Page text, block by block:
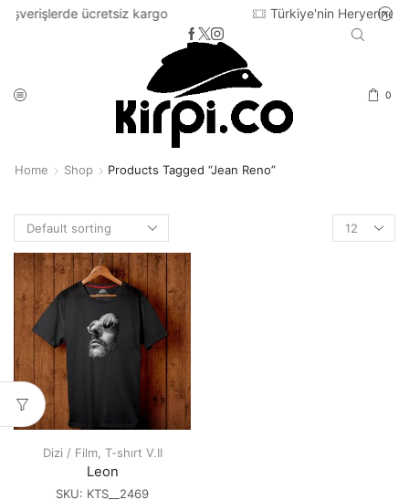
kargo Türkiye'nin Heryerine 2-3 iş günü
0
Home Shop Products Tagged “jean Reno”
Products
per
Dizi / Film, T-shırt V.II
Leon
SKU: KTS__2469